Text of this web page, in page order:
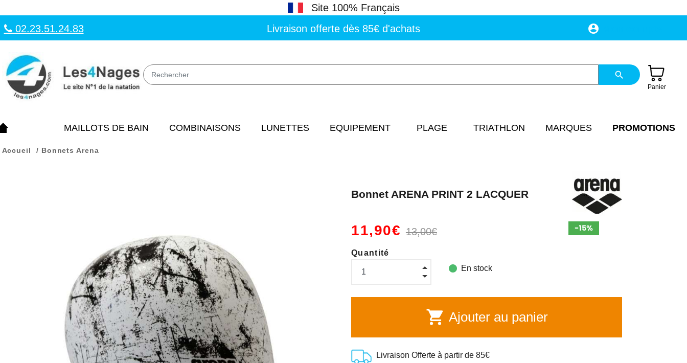
Site 100% Français
02.23.51.24.83
Livraison offerte dès 85€ d'achats account_circle
search
Panier
MAILLOTS DE BAIN COMBINAISONS LUNETTES EQUIPEMENT PLAGE TRIATHLON MARQUES PROMOTIONS
Accueil Bonnets Arena
Bonnet ARENA PRINT 2 LACQUER
11,90€ 13,00€
Quantité
 En stock
shopping_cart Ajouter au panier
Livraison Offerte à partir de 85€